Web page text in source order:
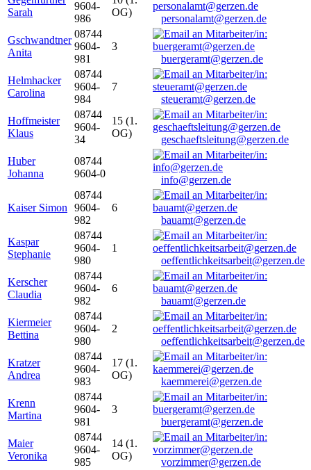
Sarah
9604-
986
OG)
personalamt@gerzen.de
Gschwandtner
Anita
08744
9604-
981
3
buergeramt@gerzen.de
Helmhacker
Carolina
08744
9604-
984
7
steueramt@gerzen.de
Hoffmeister
Klaus
08744
9604-
34
15 (1.
OG)
geschaeftsleitung@gerzen.de
Huber
Johanna
08744
9604-0
info@gerzen.de
Kaiser Simon
08744
9604-
982
6
bauamt@gerzen.de
Kaspar
Stephanie
08744
9604-
980
1
oeffentlichkeitsarbeit@gerzen.de
Kerscher
Claudia
08744
9604-
982
6
bauamt@gerzen.de
Kiermeier
Bettina
08744
9604-
980
2
oeffentlichkeitsarbeit@gerzen.de
Kratzer
Andrea
08744
9604-
983
17 (1.
OG)
kaemmerei@gerzen.de
Krenn
Martina
08744
9604-
981
3
buergeramt@gerzen.de
Maier
Veronika
08744
9604-
985
14 (1.
OG)
vorzimmer@gerzen.de